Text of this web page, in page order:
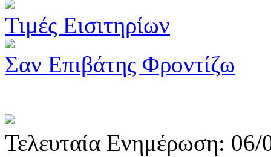
Τιμές Εισιτηρίων
Σαν Επιβάτης Φροντίζω
Τελευταία Ενημέρωση: